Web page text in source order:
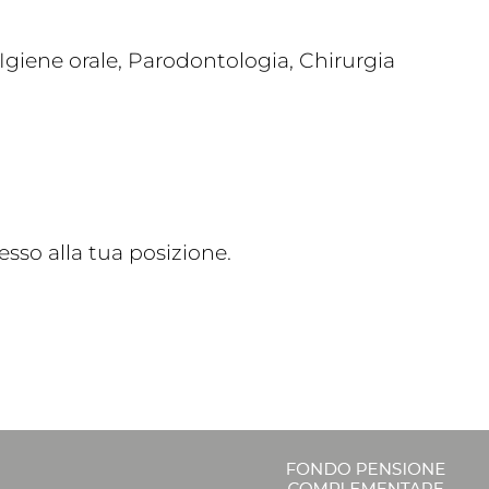
orale, Parodontologia, Chirurgia
alla tua posizione.